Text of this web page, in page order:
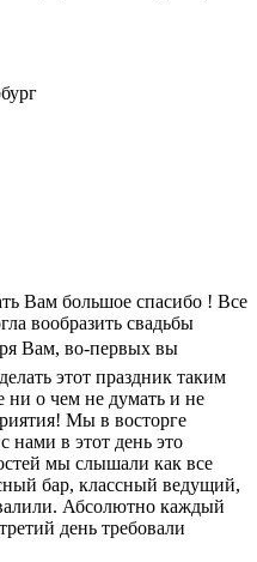
Вам большое спасибо ! Все
вообразить свадьбы
Вам, во-первых вы
этот праздник таким
о чем не думать и не
Мы в восторге
нами в этот день это
мы слышали как все
бар, классный ведущий,
Абсолютно каждый
день требовали